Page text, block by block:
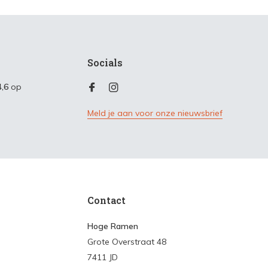
op
Socials
Meld je aan voor onze nieuwsbrief
Contact
Hoge Ramen
Grote Overstraat 48
7411 JD